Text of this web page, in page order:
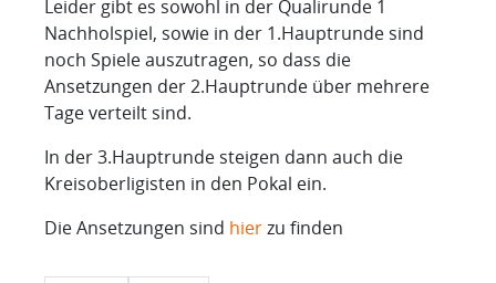
Leider gibt es sowohl in der Qualirunde 1
Nachholspiel, sowie in der 1.Hauptrunde sind
noch Spiele auszutragen, so dass die
Ansetzungen der 2.Hauptrunde über mehrere
Tage verteilt sind.
In der 3.Hauptrunde steigen dann auch die
Kreisoberligisten in den Pokal ein.
Die Ansetzungen sind hierzu finden